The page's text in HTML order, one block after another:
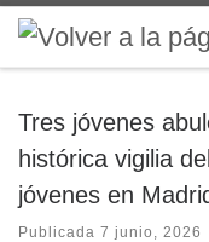
Saltar al contenido
Tres jóvenes
histórica vigilia
jóvenes en
Publicada 7 junio, 2026